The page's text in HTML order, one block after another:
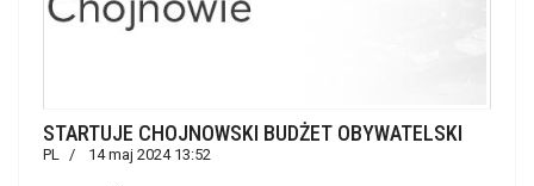
STARTUJE CHOJNOWSKI BUDŻET OBYWATELSKI
PL 14 maj 2024 13:52